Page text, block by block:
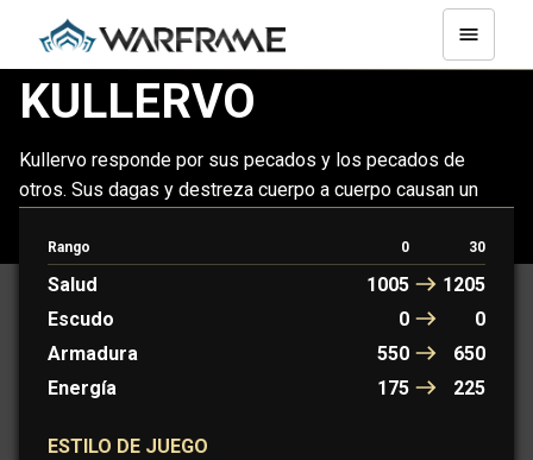
KULLERVO
Kullervo responde por sus pecados y los pecados de
otros. Sus dagas y destreza cuerpo a cuerpo causan un
venganza.
Rango 0 30
Salud 1005
1205
Escudo
0
0
Armadura
550
650
Energía
175 225
ESTILO DE JUEGO